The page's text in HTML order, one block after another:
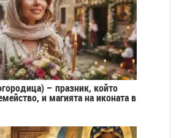
– празник, който
и магията на иконата в